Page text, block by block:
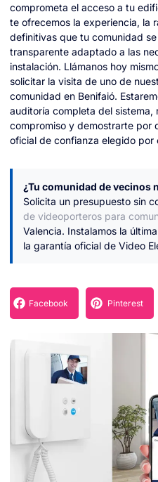
comprometa el acceso a tu
te ofrecemos la experiencia, la
definitivas que tu comunidad
transparente adaptado a las
instalación. Llámanos hoy
solicitar la visita de uno de
comunidad en Benifaió.
auditoría completa del sistema,
compromiso y demostrarte por
oficial de confianza elegido por
¿Tu comunidad de vecinos
Solicita un presupuesto sin
de videoporteros para
Valencia. Instalamos la
la garantía oficial de Video
Facebook Pinterest